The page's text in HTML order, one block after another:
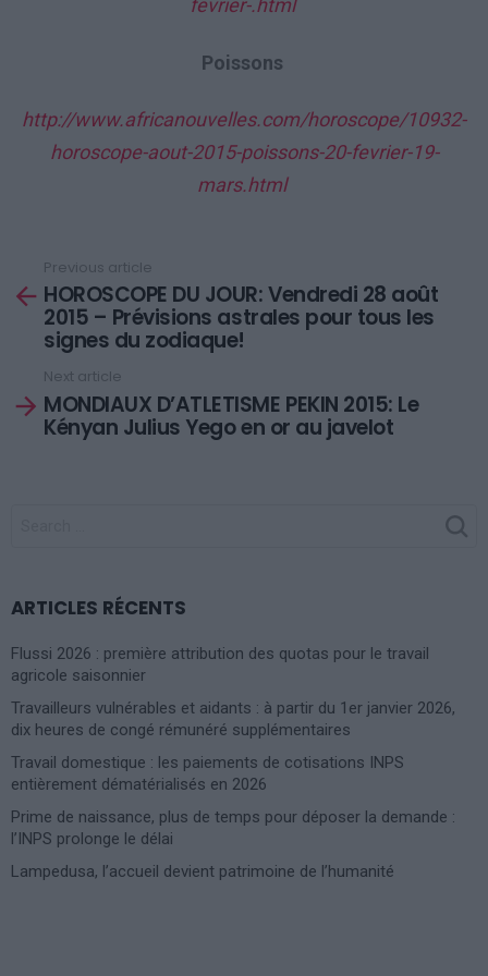
fevrier-.html
Poissons
http://www.africanouvelles.com/horoscope/10932-
horoscope-aout-2015-poissons-20-fevrier-19-
mars.html
more
Previous article
HOROSCOPE DU JOUR: Vendredi 28 août
2015 – Prévisions astrales pour tous les
signes du zodiaque!
Next article
MONDIAUX D’ATLETISME PEKIN 2015: Le
Kényan Julius Yego en or au javelot
ARTICLES RÉCENTS
Flussi 2026 : première attribution des quotas pour le travail
agricole saisonnier
Travailleurs vulnérables et aidants : à partir du 1er janvier 2026,
dix heures de congé rémunéré supplémentaires
Travail domestique : les paiements de cotisations INPS
entièrement dématérialisés en 2026
Prime de naissance, plus de temps pour déposer la demande :
l’INPS prolonge le délai
Lampedusa, l’accueil devient patrimoine de l’humanité